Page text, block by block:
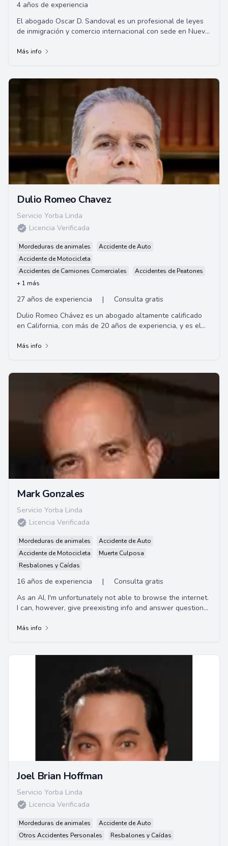
4 años de experiencia
El abogado Oscar D. Sandoval es un profesional de leyes
de inmigración y comercio internacional con sede en Nueva
Más info
Dulio Romeo Chavez
Servicio Yorba Linda
Licencia Verificada
Mordeduras de animales
Accidente de Auto
Accidente de Motocicleta
Accidentes de Camiones Comerciales
Accidentes de Peatones
+ 1 más
27 años de experiencia |
Consulta gratis
Dulio Romeo Chávez es un abogado altamente calificado
en California, con más de 20 años de experiencia, y es el
Más info
Mark Gonzales
Servicio Yorba Linda
Licencia Verificada
Mordeduras de animales
Accidente de Auto
Accidente de Motocicleta
Muerte Culposa
Resbalones y Caídas
16 años de experiencia |
Consulta gratis
As an AI, I'm unfortunately not able to browse the internet.
I can, however, give preexisting info and answer questions
Más info
Joel Brian Hoffman
Servicio Yorba Linda
Licencia Verificada
Mordeduras de animales
Accidente de Auto
Otros Accidentes Personales
Resbalones y Caídas